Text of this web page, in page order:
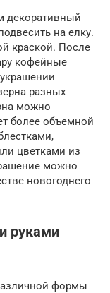
декоративный
на елку.
краской. После
кофейные
разных
можно
более объемной
цветками из
можно
новогоднего
руками
формы